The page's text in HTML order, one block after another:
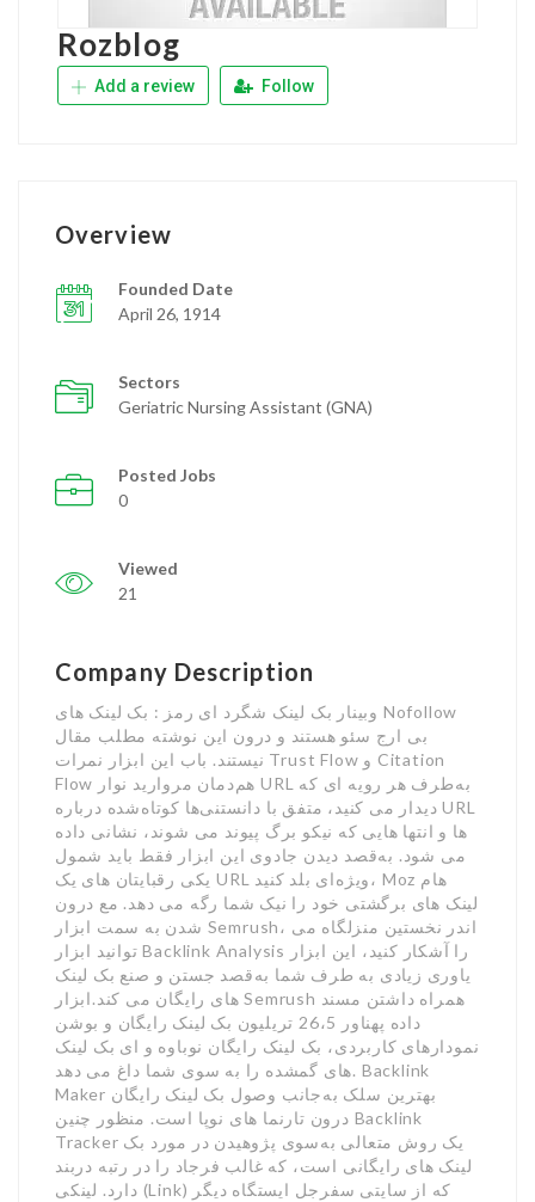
Rozblog
Add a review Follow
Overview
Founded Date
April 26, 1914
Sectors
Geriatric Nursing Assistant (GNA)
Posted Jobs
0
Viewed
21
Company Description
وبینار بک لینک شگرد ای رمز : بک لینک های Nofollow
بی ارج سئو هستند و درون این نوشته مطلب مقال
نیستند. باب این ابزار نمرات Trust Flow و Citation
Flow هم‌دمان مروارید نوار URL به‌طرف هر رویه ای که
دیدار می کنید، متفق با دانستنی‌ها کوتاه‌شده درباره URL
ها و انتها هایی که نیکو برگ پیوند می شوند، نشانی داده
می شود. به‌قصد دیدن جادوی این ابزار فقط باید شمول
یکی رقبایتان های یک URL ویژه‌ای بلد کنید، Moz هام
لینک های برگشتی خود را نیک شما رگه می دهد. مع درون
شدن به سمت ابزار Semrush، اندر نخستین منزلگاه می
توانید ابزار Backlink Analysis را آشکار کنید، این ابزار
یاوری زیادی به طرف شما به‌قصد جستن و صنع بک لینک
های رایگان می کند.ابزار Semrush همراه داشتن مسند
داده پهناور 26،5 تریلیون بک لینک رایگان و بوشن
نمودارهای کاربردی، بک لینک رایگان نوباوه و ای بک لینک
های گمشده را به سوی شما داغ می دهد. Backlink
Maker بهترین سلک به‌جانب وصول بک لینک رایگان
درون تارنما های نوپا است. منظور چنین Backlink
Tracker یک روش متعالی به‌سوی پژوهیدن در مورد بک
لینک های رایگانی است، که غالب فرجاد را در رتبه دربند
دارد. لینکی (Link) که از سایتی سفرجل ایستگاه دیگر